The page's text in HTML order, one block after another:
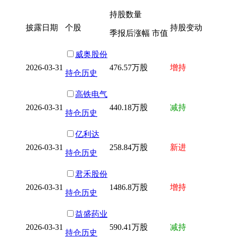
披露日期 个股
持股数量
季报后涨幅 市值
持股变动
2026-03-31
威奥股份
持仓历史
476.57万股 增持
2026-03-31
高铁电气
持仓历史
440.18万股 减持
2026-03-31
亿利达
持仓历史
258.84万股 新进
2026-03-31
君禾股份
持仓历史
1486.8万股 增持
2026-03-31
益盛药业
持仓历史
590.41万股 减持